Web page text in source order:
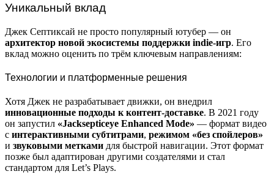
Уникальный вклад
Джек Септиксай не просто популярный ютубер — он
архитектор новой экосистемы поддержки indie-игр. Его
вклад можно оценить по трём ключевым направлениям:
Технологии и платформенные решения
Хотя Джек не разрабатывает движки, он внедрил
инновационные подходы к контент-доставке. В 2021 году
он запустил «Jacksepticeye Enhanced Mode» — формат видео
с интерактивными субтитрами, режимом «без спойлеров»
и звуковыми метками для быстрой навигации. Этот формат
позже был адаптирован другими создателями и стал
стандартом для Let’s Plays.